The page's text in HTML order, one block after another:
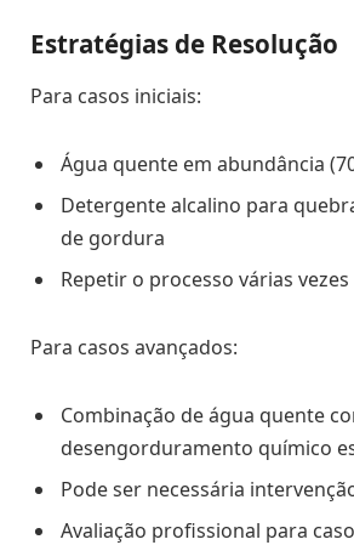
Estratégias de Resolução
Para casos iniciais:
Água quente em abundância
Detergente alcalino para
de gordura
Repetir o processo várias vezes
Para casos avançados:
Combinação de água quente
desengorduramento químico
Pode ser necessária
Avaliação profissional para